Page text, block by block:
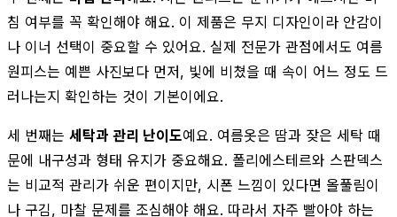
침 여부를 꼭 확인해야 해요. 이 제품은 무지 디자인이라 안감이
나 이너 선택이 중요할 수 있어요. 실제 전문가 관점에서도 여름
원피스는 예쁜 사진보다 먼저, 빛에 비쳤을 때 속이 어느 정도 드
러나는지 확인하는 것이 기본이에요.
세 번째는 세탁과 관리 난이도예요. 여름옷은 땀과 잦은 세탁 때
문에 내구성과 형태 유지가 중요해요. 폴리에스테르와 스판덱스
는 비교적 관리가 쉬운 편이지만, 시폰 느낌이 있다면 올풀림이
나 구김, 마찰 문제를 조심해야 해요. 따라서 자주 빨아야 하는